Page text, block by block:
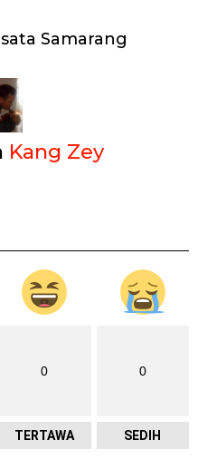
Samarang
Kang Zey
0
TERTAWA
0
SEDIH